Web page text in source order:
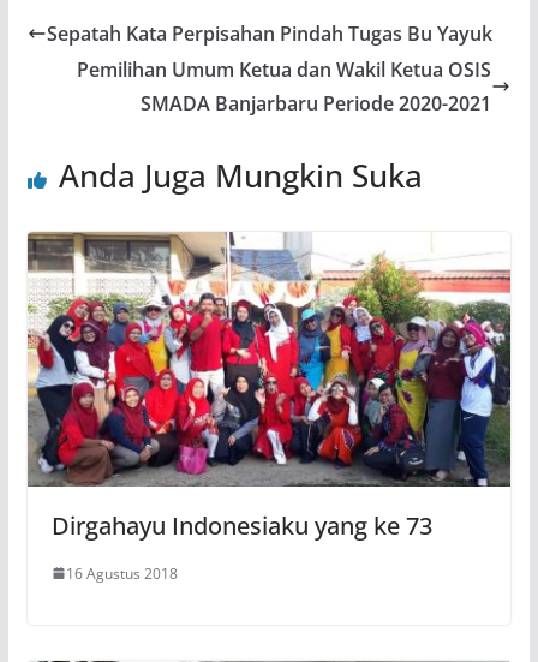
Sepatah Kata Perpisahan Pindah Tugas Bu Yayuk
Pemilihan Umum Ketua dan Wakil Ketua OSIS
SMADA Banjarbaru Periode 2020-2021
Anda Juga Mungkin Suka
Dirgahayu Indonesiaku yang ke 73
16 Agustus 2018